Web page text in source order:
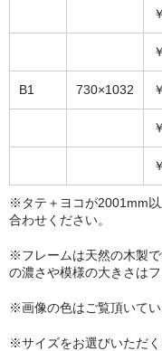
B1 730×1032
※タテ＋ヨコが2001mm
合わせください。
※フレームは天然の木製
の濃さや模様の大きさは
※画像の色はご覧頂いてい
※サイズをお選びいただ